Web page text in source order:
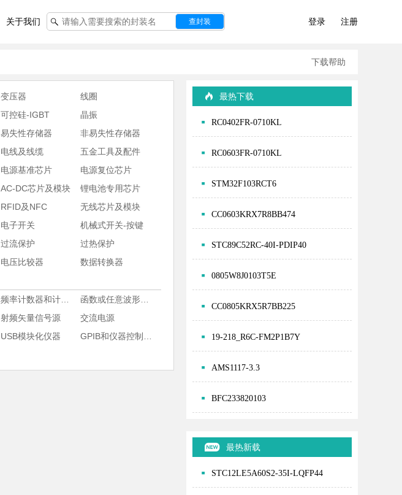
关于我们 查封装 登录 注册
下载帮助
变压器
线圈
可控硅-IGBT
晶振
易失性存储器
非易失性存储器
电线及线缆
五金工具及配件
电源基准芯片
电源复位芯片
AC-DC芯片及模块
锂电池专用芯片
RFID及NFC
无线芯片及模块
电子开关
机械式开关-按键
过流保护
过热保护
电压比较器
数据转换器
射频矢量信号源
交流电源
USB模块化仪器
最热下载
RC0402FR-0710KL
RC0603FR-0710KL
STM32F103RCT6
CC0603KRX7R8BB474
STC89C52RC-40I-PDIP40
0805W8J0103T5E
CC0805KRX5R7BB225
19-218_R6C-FM2P1B7Y
AMS1117-3.3
BFC233820103
最热新载
STC12LE5A60S2-35I-LQFP44